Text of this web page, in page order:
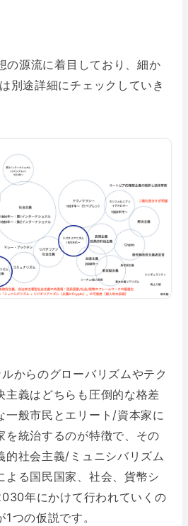
の源流に着目しており、細か
別途詳細にチェックしていき
からのグローバリズムやテク
主義はどちらも圧倒的な格差
一般市民とエリート/資本家に
を統治するのが特徴で、その
的社会主義/ミュニシバリズム
よる国民国家、社会、貨幣シ
年にかけて行われていくの
つの仮説です。